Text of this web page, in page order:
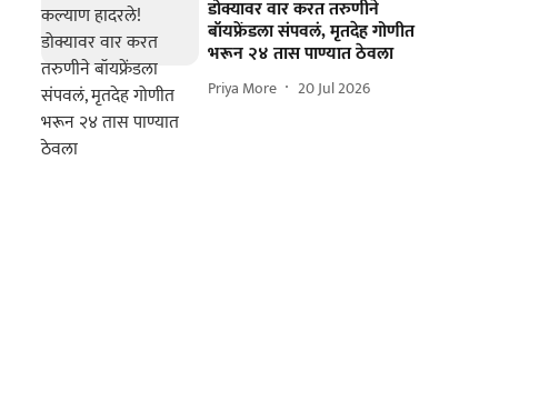
डोक्यावर वार करत तरुणीने
बॉयफ्रेंडला संपवलं, मृतदेह गोणीत
भरून २४ तास पाण्यात ठेवला
Priya More 20 Jul 2026